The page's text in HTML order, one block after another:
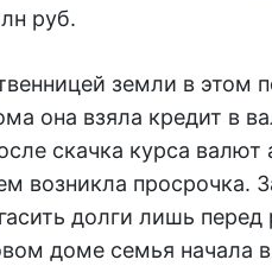
руб.
земли в этом
она взяла кредит в
скачка курса
возникла просрочка.
долги лишь
доме семья начала в